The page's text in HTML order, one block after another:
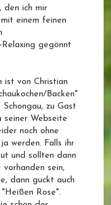
den ich mir
einem feinen
gegönnt
ist von Christian
Backen"
Schongau, zu Gast
seiner Webseite
noch ohne
werden. Falls ihr
und sollten dann
vorhanden sein,
dann guckt auch
Rose".